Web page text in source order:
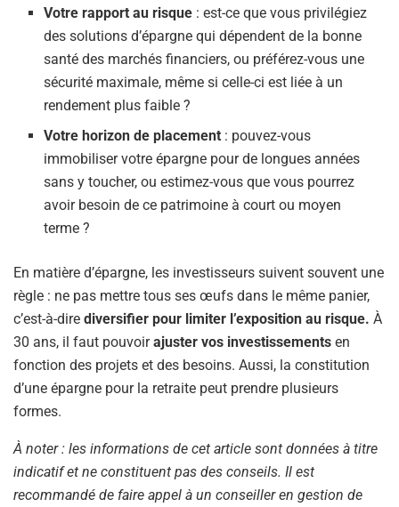
Votre rapport au risque : est-ce que vous privilégiez
des solutions d’épargne qui dépendent de la bonne
santé des marchés financiers, ou préférez-vous une
sécurité maximale, même si celle-ci est liée à un
rendement plus faible ?
Votre horizon de placement : pouvez-vous
immobiliser votre épargne pour de longues années
sans y toucher, ou estimez-vous que vous pourrez
avoir besoin de ce patrimoine à court ou moyen
terme ?
En matière d’épargne, les investisseurs suivent souvent une
règle : ne pas mettre tous ses œufs dans le même panier,
c’est-à-dire diversifier pour limiter l’exposition au risque. À
30 ans, il faut pouvoirajuster vos investissements en
fonction des projets et des besoins. Aussi, la constitution
d’une épargne pour la retraite peut prendre plusieurs
formes.
À noter : les informations de cet article sont données à titre
indicatif et ne constituent pas des conseils. Il est
recommandé de faire appel à un conseiller en gestion de